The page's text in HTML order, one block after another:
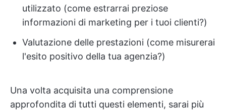
utilizzato (come estrarrai preziose
informazioni di marketing per i tuoi clienti?)
Valutazione delle prestazioni (come misurerai
l'esito positivo della tua agenzia?)
Una volta acquisita una comprensione
approfondita di tutti questi elementi, sarai più